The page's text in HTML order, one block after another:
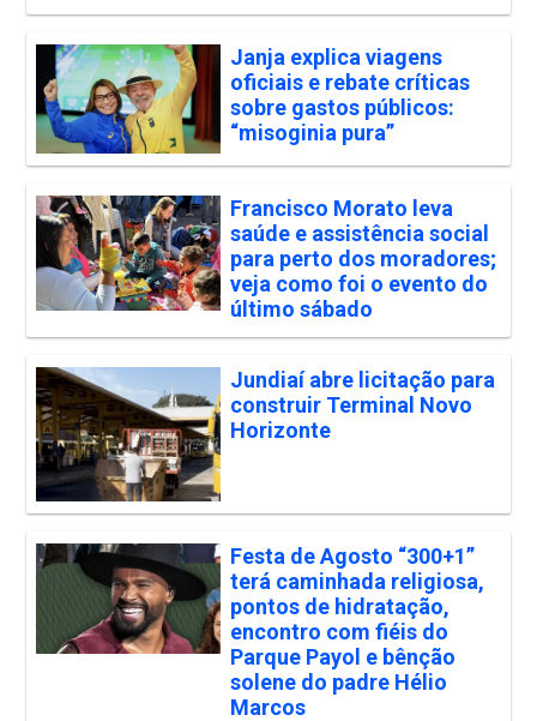
Janja explica viagens
oficiais e rebate críticas
sobre gastos públicos:
“misoginia pura”
Francisco Morato leva
saúde e assistência social
para perto dos moradores;
veja como foi o evento do
último sábado
Jundiaí abre licitação para
construir Terminal Novo
Horizonte
Festa de Agosto “300+1”
terá caminhada religiosa,
pontos de hidratação,
encontro com fiéis do
Parque Payol e bênção
solene do padre Hélio
Marcos